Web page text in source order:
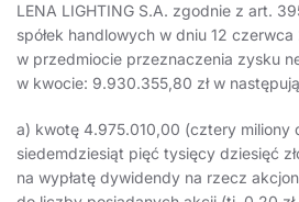
LENA LIGHTING S.A. zgodnie z art.
spółek handlowych w dniu 12 czerwca
w przedmiocie przeznaczenia zysku
w kwocie: 9.930.355,80 zł w
a) kwotę 4.975.010,00 (cztery miliony
siedemdziesiąt pięć tysięcy dziesięć
na wypłatę dywidendy na rzecz